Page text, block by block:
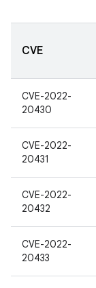
CVE
CVE-2022-
20430
CVE-2022-
20431
CVE-2022-
20432
CVE-2022-
20433